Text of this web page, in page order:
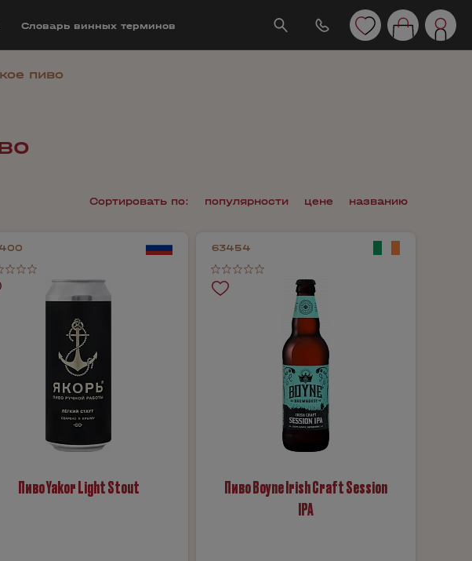
Cловарь винных терминов
пиво
Сортировать по: популярности цене названию
Пиво Yakor Light Stout
63454
Пиво Boyne Irish Craft Session
IPA